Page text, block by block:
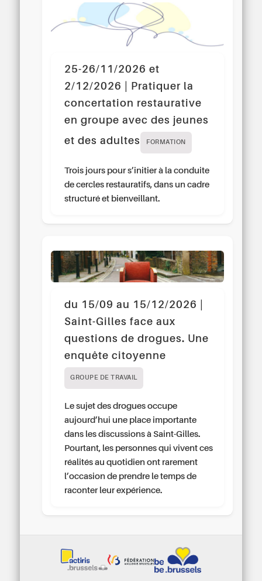
25-26/11/2026 et
2/12/2026 | Pratiquer la
concertation restaurative
en groupe avec des jeunes
et des adultes
FORMATION
Trois jours pour s’initier à la conduite
de cercles restauratifs, dans un cadre
structuré et bienveillant.
du 15/09 au 15/12/2026 |
Saint-Gilles face aux
questions de drogues. Une
enquête citoyenne
GROUPE DE TRAVAIL
Le sujet des drogues occupe
aujourd’hui une place importante
dans les discussions à Saint-Gilles.
Pourtant, les personnes qui vivent ces
réalités au quotidien ont rarement
l’occasion de prendre le temps de
raconter leur expérience.